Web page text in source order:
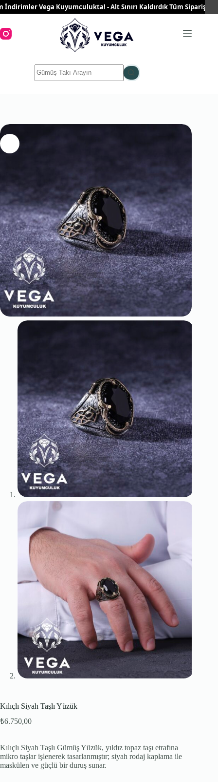
Skip
to
Vega Kuyumculukta! - Alt Sınırı Kaldırdık Tüm
No
results
Kılıçlı Siyah Taşlı Yüzük
₺6.750,00
Kılıçlı Siyah Taşlı Gümüş Yüzük, yıldız topaz taşı etrafına
mikro taşlar işlenerek tasarlanmıştır; siyah rodaj kaplama ile
maskülen ve güçlü bir duruş sunar.